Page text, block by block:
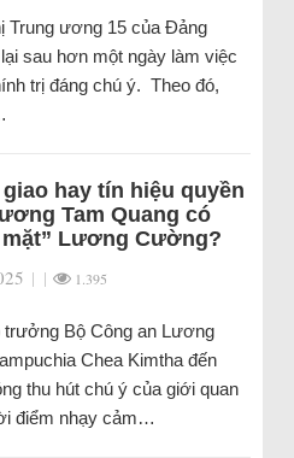
Trung ương 15 của Đảng
sau hơn một ngày làm việc
trị đáng chú ý. Theo đó,
giao hay tín hiệu quyền
Tam Quang có
Lương Cường?
| | 1.395
trưởng Bộ Công an Lương
Chea Kimtha đến
thu hút chú ý của giới quan
điểm nhạy cảm…